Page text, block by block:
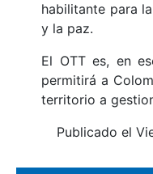
habilitante para
y la paz.
El OTT es, en
permitirá a
territorio a
Publicado el